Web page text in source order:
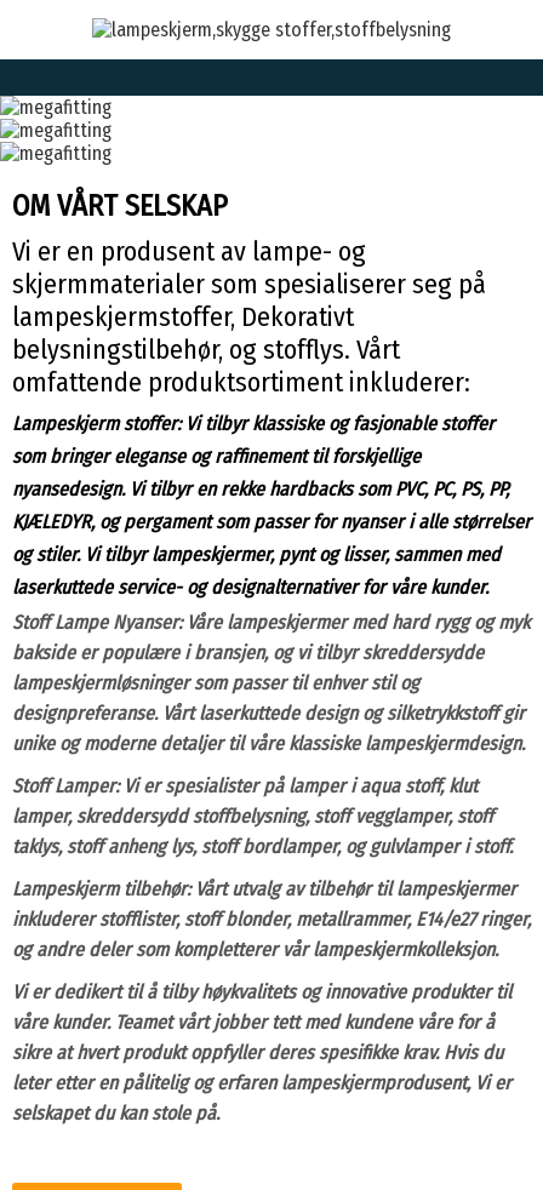
OM VÅRT SELSKAP
Vi er en produsent av lampe- og
skjermmaterialer som spesialiserer seg på
lampeskjermstoffer, Dekorativt
belysningstilbehør, og stofflys. Vårt
omfattende produktsortiment inkluderer:
Lampeskjerm stoffer: Vi tilbyr klassiske og fasjonable stoffer
som bringer eleganse og raffinement til forskjellige
nyansedesign. Vi tilbyr en rekke hardbacks som PVC, PC, PS, PP,
KJÆLEDYR, og pergament som passer for nyanser i alle størrelser
og stiler. Vi tilbyr lampeskjermer, pynt og lisser, sammen med
laserkuttede service- og designalternativer for våre kunder.
Stoff Lampe Nyanser: Våre lampeskjermer med hard rygg og myk
bakside er populære i bransjen, og vi tilbyr skreddersydde
lampeskjermløsninger som passer til enhver stil og
designpreferanse. Vårt laserkuttede design og silketrykkstoff gir
unike og moderne detaljer til våre klassiske lampeskjermdesign.
Stoff Lamper: Vi er spesialister på lamper i aqua stoff, klut
lamper, skreddersydd stoffbelysning, stoff vegglamper, stoff
taklys, stoff anheng lys, stoff bordlamper, og gulvlamper i stoff.
Lampeskjerm tilbehør: Vårt utvalg av tilbehør til lampeskjermer
inkluderer stofflister, stoff blonder, metallrammer, E14/e27 ringer,
og andre deler som kompletterer vår lampeskjermkolleksjon.
Vi er dedikert til å tilby høykvalitets og innovative produkter til
våre kunder. Teamet vårt jobber tett med kundene våre for å
sikre at hvert produkt oppfyller deres spesifikke krav. Hvis du
leter etter en pålitelig og erfaren lampeskjermprodusent, Vi er
selskapet du kan stole på.